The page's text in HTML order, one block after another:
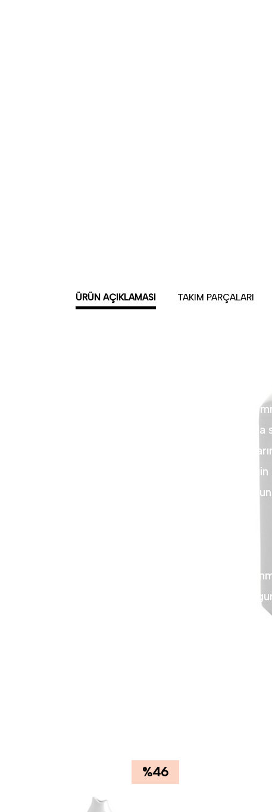
ÜRÜN AÇIKLAMASI TAKIM PARÇALARI
Mükemmel bir yemek nasıl ki
ile tanışın. Dünyanın dört bir
ilham veren Gastro Studio,
duyduğu ışıltı, kalite ve asalet
heyecan katacak, konuklarınız için
• Pürüzsüz yüzeyi sayesinde
• Bulaşık makinesinde kullanıma
%46